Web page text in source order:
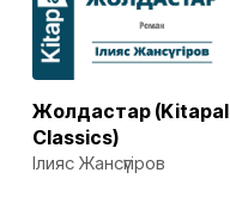
Жолдастар (Kitapal
Classics)
Ілияс Жансүгіров